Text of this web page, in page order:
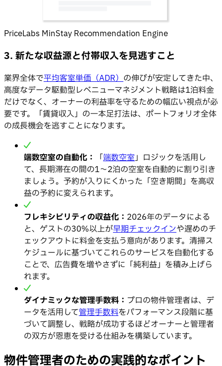
PriceLabs MinStay Recommendation Engine
3. 新たな収益源と付帯収入を見逃すこと
業界全体で平均客室単価（ADR） の伸びが安定してきた中、
高度なデータ駆動型レベニューマネジメント戦略は1泊料金
だけでなく、オーナーの利益率を守るための幅広い視点が必
要です。「賃貸収入」の一本足打法は、ポートフォリオ全体
の成長機会を逃すことになります。
端数空室の自動化： 「端数空室」ロジックを活用し
て、長期滞在の間の1〜2泊の空室を自動的に割り引き
ましょう。予約が入りにくかった「空き期間」を高収
益の予約に変えられます。
フレキシビリティの収益化： 2026年のデータによる
と、ゲストの30%以上が早期チェックインや遅めのチ
ェックアウトに料金を支払う意向があります。清掃ス
ケジュールに基づいてこれらのサービスを自動化する
ことで、広告費を増やさずに「純利益」を積み上げら
れます。
ダイナミックな管理手数料： プロの物件管理者は、デ
ータを活用して管理手数料をパフォーマンス段階に基
づいて調整し、戦略が成功するほどオーナーと管理者
の双方が恩恵を受ける仕組みを構築しています。
物件管理者のための実践的なポイント